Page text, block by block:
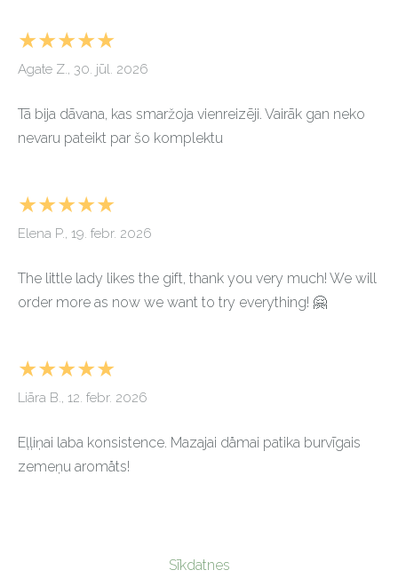
★★★★★
Agate Z., 30. jūl. 2026
Tā bija dāvana, kas smaržoja vienreizēji. Vairāk gan neko
nevaru pateikt par šo komplektu
★★★★★
Elena P., 19. febr. 2026
The little lady likes the gift, thank you very much! We will
order more as now we want to try everything! 🤗
★★★★★
Liāra B., 12. febr. 2026
Eļļiņai laba konsistence. Mazajai dåmai patika burvīgais
zemeņu aromåts!
Sīkdatnes